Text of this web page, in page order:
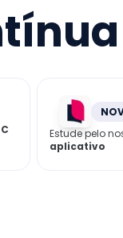
Estude pelo
aplicativo